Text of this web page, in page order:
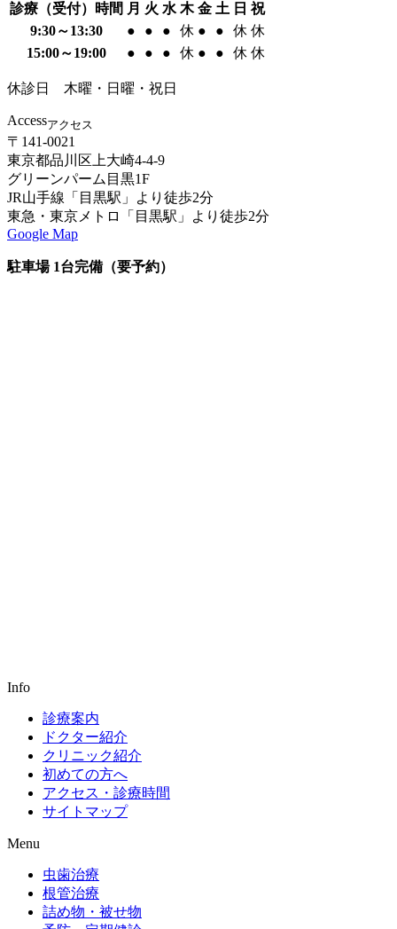
診療（受付）時間 月 火 水 木 金 土 日 祝
9:30～13:30
● ● ● 休 ● ● 休 休
15:00～19:00
● ● ● 休 ● ● 休 休
休診日 木曜・日曜・祝日
Accessアクセス
〒141-0021
東京都品川区上大崎4-4-9
グリーンパーム目黒1F
JR山手線「目黒駅」より徒歩2分
東急・東京メトロ「目黒駅」より徒歩2分
Google Map
駐車場 1台完備（要予約）
Info
診療案内
ドクター紹介
クリニック紹介
初めての方へ
アクセス・診療時間
サイトマップ
Menu
虫歯治療
根管治療
詰め物・被せ物